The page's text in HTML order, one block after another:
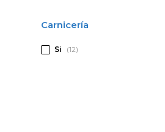
Carnicería
Si (12)